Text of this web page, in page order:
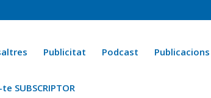
Publicitat Podcast Publicacions
SUBSCRIPTOR
Ara fa 25 anys